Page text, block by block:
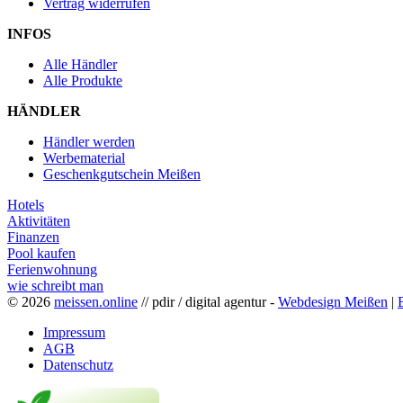
Vertrag widerrufen
INFOS
Alle Händler
Alle Produkte
HÄNDLER
Händler werden
Werbematerial
Geschenkgutschein Meißen
Hotels
Aktivitäten
Finanzen
Pool kaufen
Ferienwohnung
wie schreibt man
© 2026 meissen.online // pdir / digital agentur - Webdesign Meißen |
Impressum
AGB
Datenschutz